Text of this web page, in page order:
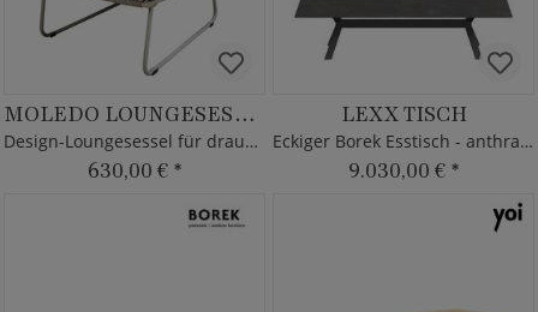
MOLEDO LOUNGESESSEL
Design-Loungesessel für draußen
630,00 € *
LEXX TISCH
Eckiger Borek Esstisch - anthrazit
9.030,00 € *